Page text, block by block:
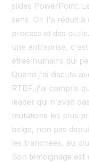
slides PowerPoint.
sens. On l'a réduit à
process et des
une entreprise,
êtres humains qui
Quand j'ai discuté
RTBF, j'ai compris
leader qui n'avait
mutations les plus
belge, non pas
les tranchées, au
Son témoignage est